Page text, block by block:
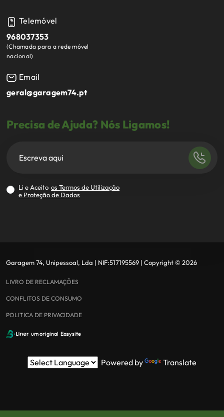
Telemóvel
968037353
(Chamada para a rede móvel
nacional)
Email
geral@garagem74.pt
Precisa de Ajuda? Nós Ligamos!
Li e Aceito os Termos de Utilização
e Proteção de Dados
Garagem 74, Unipessoal, Lda | NIF:517195569 | Copyright © 2026
LIVRO DE RECLAMAÇÕES
CONFLITOS DE CONSUMO
POLITICA DE PRIVACIDADE
um original Easysite
Powered by Translate